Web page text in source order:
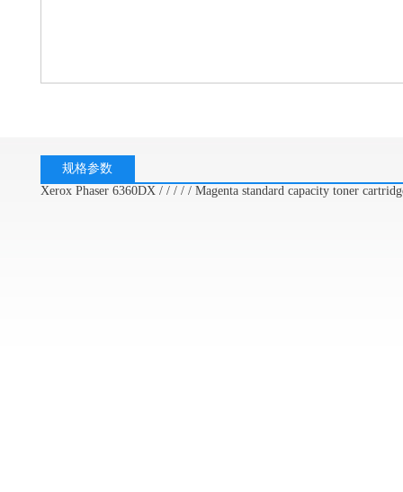
规格参数
Xerox Phaser 6360DX / / / / / Magenta standard capacity toner